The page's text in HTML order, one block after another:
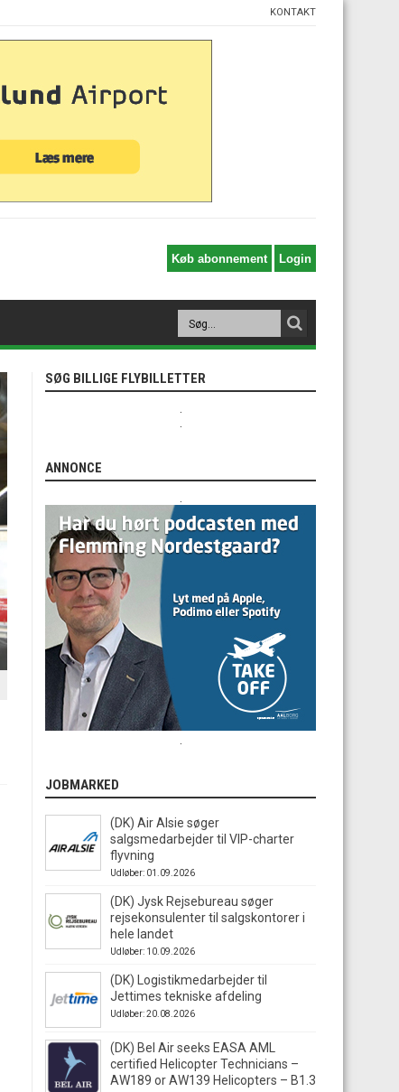
KONTAKT
SØG BILLIGE FLYBILLETTER
ANNONCE
JOBMARKED
(DK) Air Alsie søger
salgsmedarbejder til VIP-charter
flyvning
Udløber: 01.09.2026
(DK) Jysk Rejsebureau søger
rejsekonsulenter til salgskontorer i
hele landet
Udløber: 10.09.2026
(DK) Logistikmedarbejder til
Jettimes tekniske afdeling
Udløber: 20.08.2026
(DK) Bel Air seeks EASA AML
certified Helicopter Technicians –
AW189 or AW139 Helicopters – B1.3